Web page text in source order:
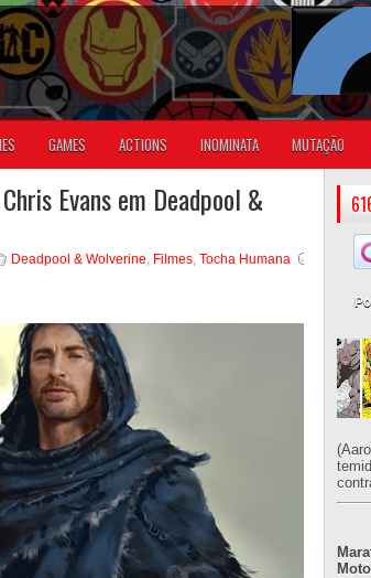
GAMES ACTIONS INOMINATA MUTAÇÃO
Evans em Deadpool &
Deadpool & Wolverine, Filmes, Tocha Humana